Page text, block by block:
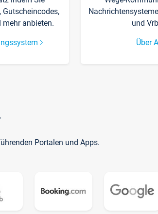
mehr anbieten.
und
Über
Portalen und Apps.